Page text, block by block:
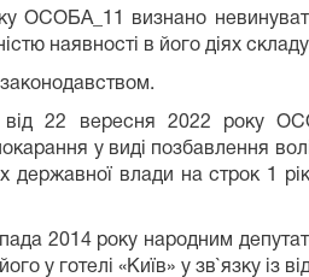
ОСОБА_11 визнано
наявності в його діях
від 22 вересня 2022 року
у виді позбавлення
державної влади на строк 1
2014 року народним
у готелі «Київ» у зв`язку із